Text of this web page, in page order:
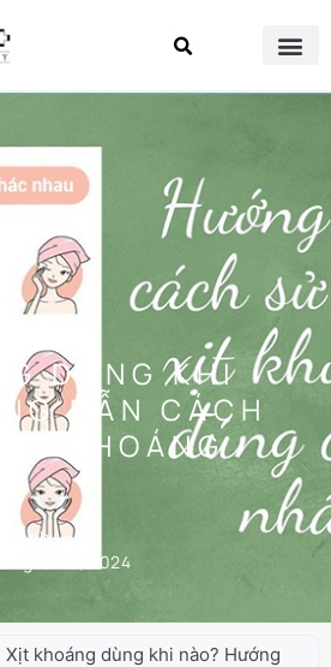
DÙNG KHI
DẪN CÁCH
KHOÁNG
Anh
12 20, 2024
Xịt khoáng dùng khi nào? Hướng